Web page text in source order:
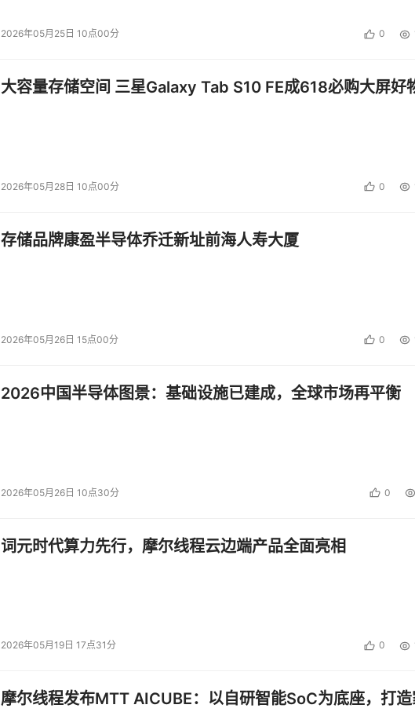
2026年05月25日 10点00分 0
大容量存储空间 三星Galaxy Tab S10 FE成618必购大屏好
2026年05月28日 10点00分 0
存储品牌康盈半导体乔迁新址前海人寿大厦
2026年05月26日 15点00分 0
2026中国半导体图景：基础设施已建成，全球市场再平衡
2026年05月26日 10点30分 0
词元时代算力先行，摩尔线程云边端产品全面亮相
2026年05月19日 17点31分 0
摩尔线程发布MTT AICUBE：以自研智能SoC为底座，打